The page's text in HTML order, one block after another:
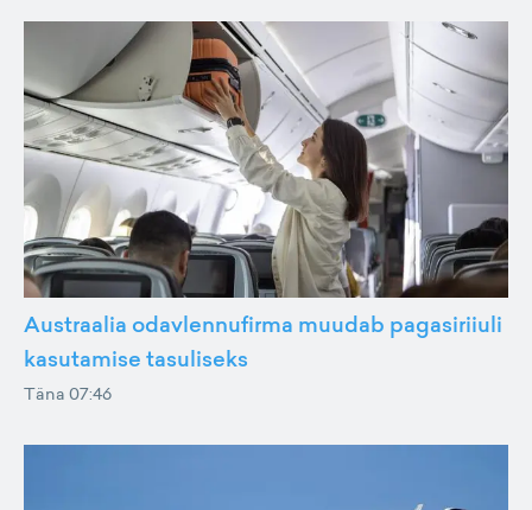
Austraalia odavlennufirma muudab pagasiriiuli
kasutamise tasuliseks
Täna 07:46